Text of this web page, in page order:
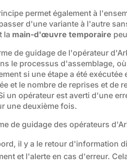
permet également à
d'une variante à l'autre
la main-d'œuvre temporaire
de guidage de l'opérateur
le processus d'assemblage,
si une étape a été
et le nombre de reprises et de
un opérateur est averti d'une
une deuxième fois.
de guidage des opérateurs
il y a le retour d'information
et l'alerte en cas d'erreur.